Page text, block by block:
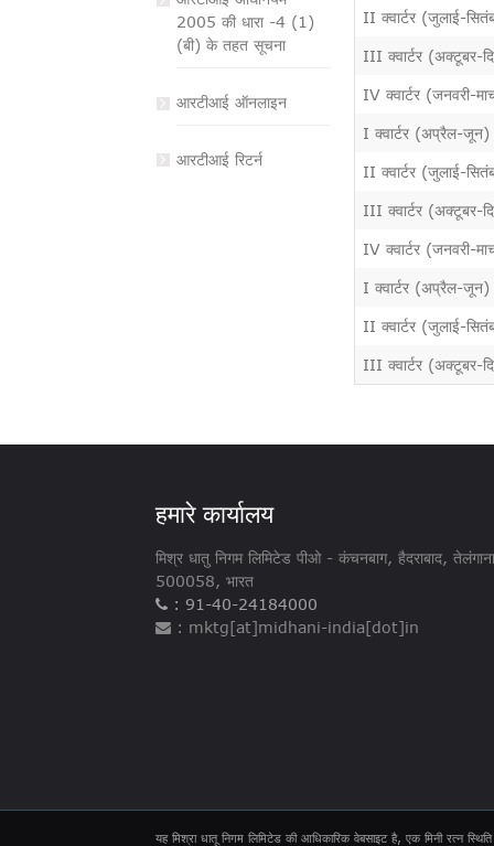
2005 की धारा -4 (1)
(बी) के तहत सूचना
आरटीआई ऑनलाइन
आरटीआई रिटर्न
II क्वार्टर (जुलाई-
III क्वार्टर
IV क्वार्टर (जनवरी-
I क्वार्टर (अप्रैल-
II क्वार्टर (जुलाई-
III क्वार्टर
IV क्वार्टर (जनवरी-
I क्वार्टर (अप्रैल-
II क्वार्टर (जुलाई-
III क्वार्टर
हमारे कार्यालय
मिश्र धातु निगम लिमिटेड पीओ - ​​कंचनबाग, हैदराबाद,
500058, भारत
: 91-40-24184000
: mktg[at]midhani-india[dot]in
यह मिश्रा धातू निगम लिमिटेड की आधिकारिक वेबसाइट है, एक मिनी रत्न